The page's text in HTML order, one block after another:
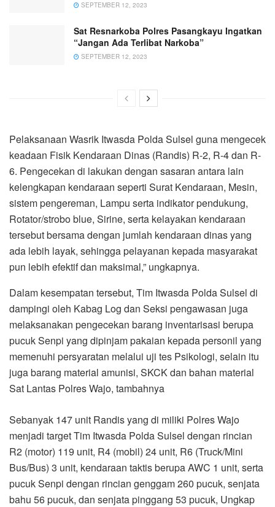
SEPTEMBER 12, 2023
Sat Resnarkoba Polres Pasangkayu Ingatkan
“Jangan Ada Terlibat Narkoba”
SEPTEMBER 12, 2023
Pelaksanaan Wasrik Itwasda Polda Sulsel guna mengecek
keadaan Fisik Kendaraan Dinas (Randis) R-2, R-4 dan R-
6. Pengecekan di lakukan dengan sasaran antara lain
kelengkapan kendaraan seperti Surat Kendaraan, Mesin,
sistem pengereman, Lampu serta indikator pendukung,
Rotator/strobo blue, Sirine, serta kelayakan kendaraan
tersebut bersama dengan jumlah kendaraan dinas yang
ada lebih layak, sehingga pelayanan kepada masyarakat
pun lebih efektif dan maksimal,” ungkapnya.
Dalam kesempatan tersebut, Tim Itwasda Polda Sulsel di
dampingi oleh Kabag Log dan Seksi pengawasan juga
melaksanakan pengecekan barang inventarisasi berupa
pucuk Senpi yang dipinjam pakaian kepada personil yang
memenuhi persyaratan melalui uji tes Psikologi, selain itu
juga barang material amunisi, SKCK dan bahan material
Sat Lantas Polres Wajo, tambahnya
Sebanyak 147 unit Randis yang di miliki Polres Wajo
menjadi target Tim Itwasda Polda Sulsel dengan rincian
R2 (motor) 119 unit, R4 (mobil) 24 unit, R6 (Truck/Mini
Bus/Bus) 3 unit, kendaraan taktis berupa AWC 1 unit, serta
pucuk Senpi dengan rincian genggam 260 pucuk, senjata
bahu 56 pucuk, dan senjata pinggang 53 pucuk, Ungkap